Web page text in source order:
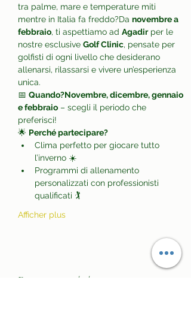
tra palme, mare e temperature miti
mentre in Italia fa freddo?Da novembre a
febbraio, ti aspettiamo ad Agadir per le
nostre esclusive Golf Clinic, pensate per
golfisti di ogni livello che desiderano
allenarsi, rilassarsi e vivere un’esperienza
unica.
📅 Quando?Novembre, dicembre, gennaio
e febbraio – scegli il periodo che
preferisci!
🌟 Perché partecipare?
Clima perfetto per giocare tutto
l’inverno ☀️
Programmi di allenamento
personalizzati con professionisti
qualificati 🏌️
Afficher plus
Partager cet événement